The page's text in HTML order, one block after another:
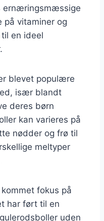
ernæringsmæssige
på vitaminer og
en ideel
blevet populære
især blandt
deres børn
kan varieres på
nødder og frø til
meltyper
fokus på
har ført til en
uden